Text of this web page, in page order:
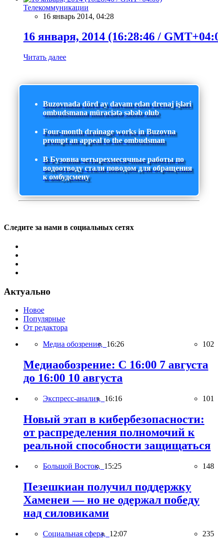
Телекоммуникации
16 январь 2014, 04:28
16 января, 2014 (16:28:46 /
Читать далее
Buzovnada dörd ay davam edən drenaj işləri
ombudsmana müraciətə səbəb olub
Four-month drainage works in Buzovna
prompt an appeal to the ombudsman
В Бузовна четырехмесячные работы по
водоотводу стали поводом для обращения
к омбудсмену
Следите за нами в социальных сетях
Актуально
Новое
Популярные
От редактора
Медиа обозрение, 16:26 102
Медиаобозрение: С 16:00 7 августа
до 16:00 10 августа
Экспресс-анализ, 16:16 101
Новый этап в кибербезопасности:
от распределения полномочий к
реальной способности защищаться
Большой Восток, 15:25 148
Пезешкиан получил поддержку
Хаменеи — но не одержал победу
над силовиками
Социальная сфера, 12:07 235